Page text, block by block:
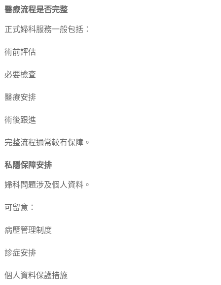
醫療流程是否完整
正式婦科服務一般包括：
術前評估
必要檢查
醫療安排
術後跟進
完整流程通常較有保障。
私隱保障安排
婦科問題涉及個人資料。
可留意：
病歷管理制度
診症安排
個人資料保護措施